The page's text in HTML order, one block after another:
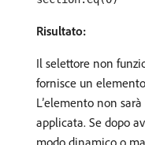
Risultato:
Il selettore non
fornisce un
L’elemento non
applicata. Se dopo
modo dinamico o